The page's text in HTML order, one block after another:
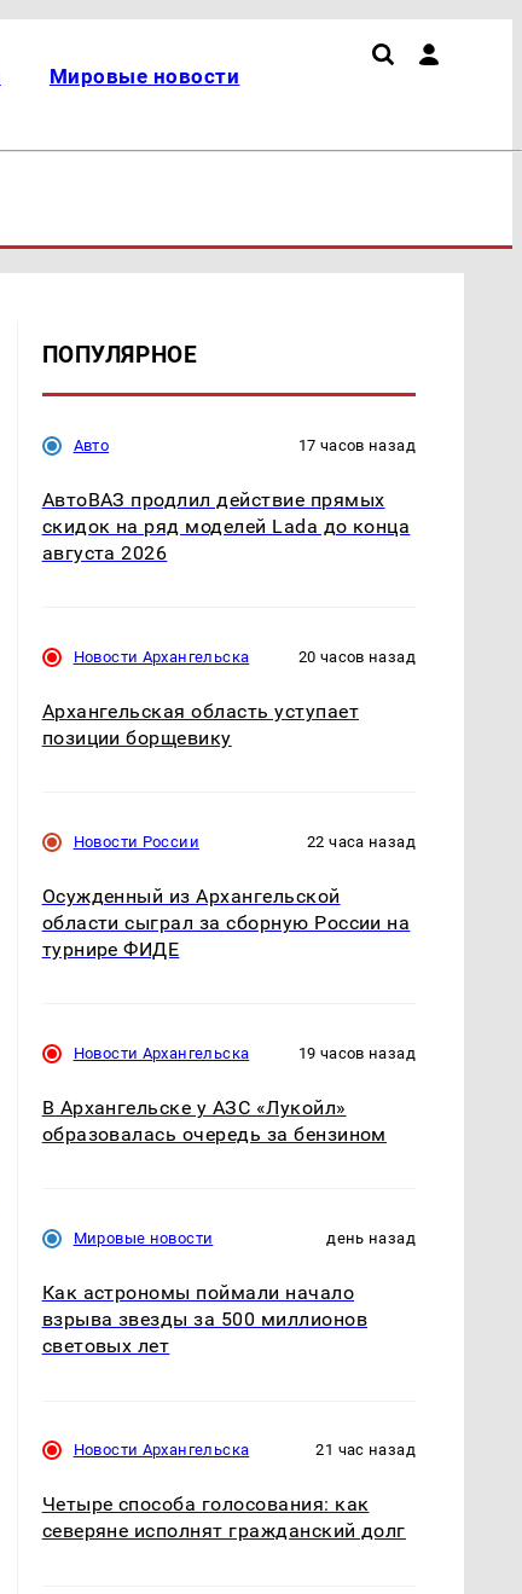
Мировые новости
ПОПУЛЯРНОЕ
Авто 17 часов назад
АвтоВАЗ продлил действие прямых
скидок на ряд моделей Lada до конца
августа 2026
Новости Архангельска 20 часов назад
Архангельская область уступает
позиции борщевику
Новости России 22 часа назад
Осужденный из Архангельской
области сыграл за сборную России на
турнире ФИДЕ
Новости Архангельска 19 часов назад
В Архангельске у АЗС «Лукойл»
образовалась очередь за бензином
Мировые новости день назад
Как астрономы поймали начало
взрыва звезды за 500 миллионов
световых лет
Новости Архангельска 21 час назад
Четыре способа голосования: как
северяне исполнят гражданский долг